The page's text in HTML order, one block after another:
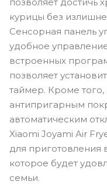
курицы без
Сенсорная панель
удобное
встроенных
позволяет
таймер. Кроме
антипригарным
автоматическим
Xiaomi Joyami Air
для приготовления
которое будет
семьи.